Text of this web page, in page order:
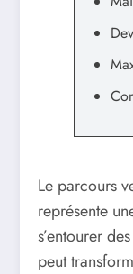
Le parcours
représente
s’entourer
peut